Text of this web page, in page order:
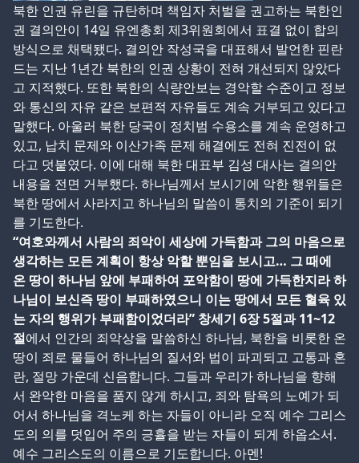
북한 인권 유린을 규탄하며 책임자 처벌을 권고하는 북한인
권 결의안이 14일 유엔총회 제3위원회에서 표결 없이 합의
방식으로 채택됐다. 결의안 작성국을 대표해서 발언한 핀란
드는 지난 1년간 북한의 인권 상황이 전혀 개선되지 않았다
고 지적했다. 또한 북한의 식량안보는 경악할 수준이고 정보
와 통신의 자유 같은 보편적 자유들도 계속 거부되고 있다고
말했다. 아울러 북한 당국이 정치범 수용소를 계속 운영하고
있고, 납치 문제와 이산가족 문제 해결에도 전혀 진전이 없
다고 덧붙였다. 이에 대해 북한 대표부 김성 대사는 결의안
내용을 전면 거부했다. 하나님께서 보시기에 악한 행위들은
북한 땅에서 사라지고 하나님의 말씀이 통치의 기준이 되기
를 기도한다.
“여호와께서 사람의 죄악이 세상에 가득함과 그의 마음으로
생각하는 모든 계획이 항상 악할 뿐임을 보시고… 그 때에
온 땅이 하나님 앞에 부패하여 포악함이 땅에 가득한지라 하
나님이 보신즉 땅이 부패하였으니 이는 땅에서 모든 혈육 있
는 자의 행위가 부패함이었더라” 창세기 6장 5절과 11~12
절에서 인간의 죄악상을 말씀하신 하나님, 북한을 비롯한 온
땅이 죄로 물들어 하나님의 질서와 법이 파괴되고 고통과 혼
란, 절망 가운데 신음합니다. 그들과 우리가 하나님을 향해
서 완악한 마음을 품지 않게 하시고, 죄와 탐욕의 노예가 되
어서 하나님을 격노케 하는 자들이 아니라 오직 예수 그리스
도의 의를 덧입어 주의 긍휼을 받는 자들이 되게 하옵소서.
예수 그리스도의 이름으로 기도합니다. 아멘!